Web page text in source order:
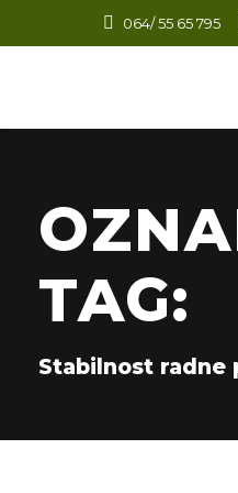
064/ 55 65 795
TAG:
Stabilnost radne